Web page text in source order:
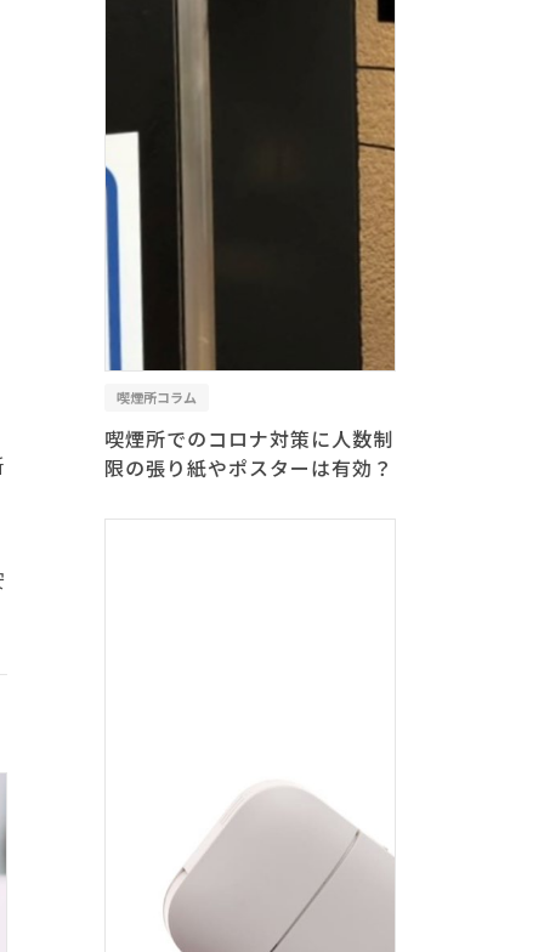
喫煙所コラム
喫煙所でのコロナ対策に人数制
限の張り紙やポスターは有効？